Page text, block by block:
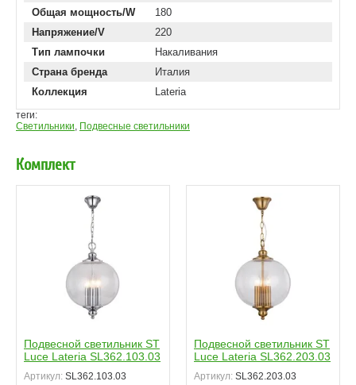
Общая мощность/W
180
Напряжение/V
220
Тип лампочки
Накаливания
Страна бренда
Италия
Коллекция
Lateria
теги:
Светильники, Подвесные светильники
Комплект
Подвесной светильник ST
Luce Lateria SL362.103.03
Артикул: SL362.103.03
Подвесной светильник ST
Luce Lateria SL362.203.03
Артикул: SL362.203.03